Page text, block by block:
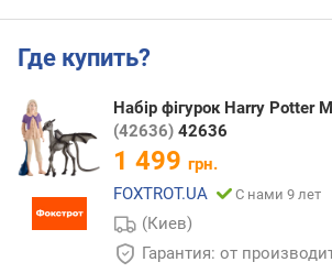
Где купить?
Набір фігурок Harry Potter
(42636) 42636
1 499 грн.
FOXTROT.UA
С нами 9 лет
(Киев)
Гарантия: от